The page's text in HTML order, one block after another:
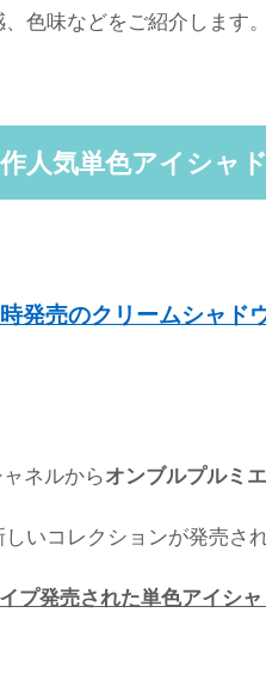
色味などをご紹介します。
人気単色アイシャ
発売のクリームシャド
ネルからオンブルプルミ
いコレクションが発売され
プ発売された単色アイシ